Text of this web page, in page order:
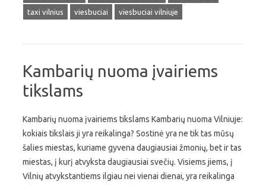
taxi vilnius
viesbuciai viesbuciai vilniuje
Kambarių nuoma įvairiems
tikslams
Kambarių nuoma įvairiems tikslams Kambarių nuoma Vilniuje:
kokiais tikslais ji yra reikalinga? Sostinė yra ne tik tas mūsų
šalies miestas, kuriame gyvena daugiausiai žmonių, bet ir tas
miestas, į kurį atvyksta daugiausiai svečių. Visiems jiems, į
Vilnių atvykstantiems ilgiau nei vienai dienai, yra reikalinga